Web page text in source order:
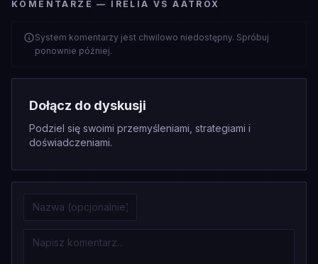
KOMENTARZE — IRELIA VS AATROX
System komentarzy jest chwilowo niedostępny. Spróbuj
ponownie później.
Dołącz do dyskusji
Podziel się swoimi przemyśleniami, strategiami i
doświadczeniami.